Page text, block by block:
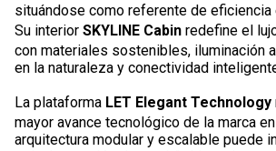
situándose como referente de eficiencia
Su interior SKYLINE Cabin redefine el
con materiales sostenibles, iluminación
en la naturaleza y conectividad
La plataforma LET Elegant Technology
mayor avance tecnológico de la marca
arquitectura modular y escalable puede